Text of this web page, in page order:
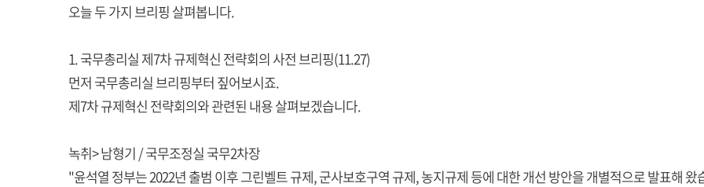
오늘 두 가지 브리핑 살펴봅니다.
1. 국무총리실 제7차 규제혁신 전략회의 사전 브리핑(11.27)
먼저 국무총리실 브리핑부터 짚어보시죠.
제7차 규제혁신 전략회의와 관련된 내용 살펴보겠습니다.
녹취> 남형기 / 국무조정실 국무2차장
"윤석열 정부는 2022년 출범 이후 그린벨트 규제, 군사보호구역 규제, 농지규제 등에 대한 개선 방안을 개별적으로 발표해